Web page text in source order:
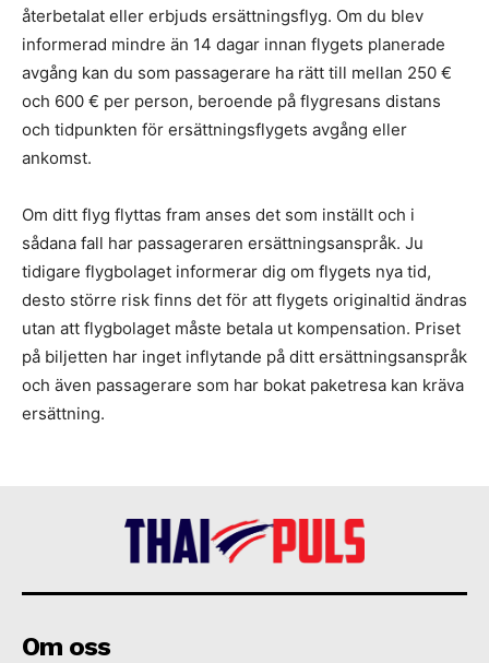
återbetalat eller erbjuds ersättningsflyg. Om du blev
informerad mindre än 14 dagar innan flygets planerade
avgång kan du som passagerare ha rätt till mellan 250 €
och 600 € per person, beroende på flygresans distans
och tidpunkten för ersättningsflygets avgång eller
ankomst.
Om ditt flyg flyttas fram anses det som inställt och i
sådana fall har passageraren ersättningsanspråk. Ju
tidigare flygbolaget informerar dig om flygets nya tid,
desto större risk finns det för att flygets originaltid ändras
utan att flygbolaget måste betala ut kompensation. Priset
på biljetten har inget inflytande på ditt ersättningsanspråk
och även passagerare som har bokat paketresa kan kräva
ersättning.
Om oss